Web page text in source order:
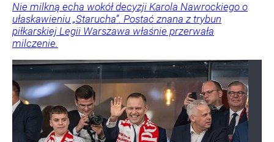
Nie milkną echa wokół decyzji Karola Nawrockiego o
ułaskawieniu „Starucha”. Postać znana z trybun
piłkarskiej Legii Warszawa właśnie przerwała
milczenie.